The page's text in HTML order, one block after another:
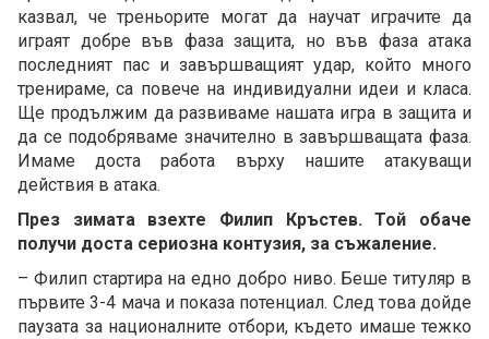
казвал, че треньорите могат да научат играчите да
играят добре във фаза защита, но във фаза атака
последният пас и завършващият удар, който много
тренираме, са повече на индивидуални идеи и класа.
Ще продължим да развиваме нашата игра в защита и
да се подобряваме значително в завършващата фаза.
Имаме доста работа върху нашите атакуващи
действия в атака.
През зимата взехте Филип Кръстев. Той обаче
получи доста сериозна контузия, за съжаление.
– Филип стартира на едно добро ниво. Беше титуляр в
първите 3-4 мача и показа потенциал. След това дойде
паузата за националните отбори, където имаше тежко